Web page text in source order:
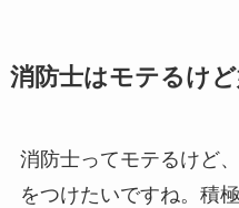
消防士はモテるけ
消防士ってモテるけど
をつけたいですね。積